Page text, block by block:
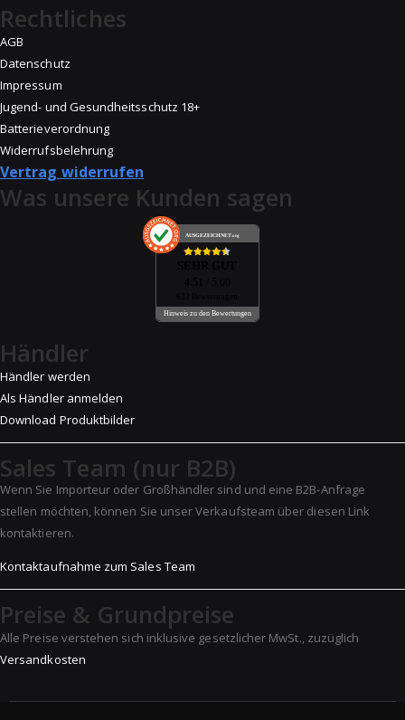
Rechtliches
AGB
Datenschutz
Impressum
Jugend- und Gesundheitsschutz 18+
Batterieverordnung
Widerrufsbelehrung
Vertrag widerrufen
Was unsere Kunden sagen
AUSGEZEICHNET.org
Hinweis zu den Bewertungen
Händler
Händler werden
Als Händler anmelden
Download Produktbilder
Sales Team (nur B2B)
Wenn Sie Importeur oder Großhändler sind und eine B2B-Anfrage
stellen möchten, können Sie unser Verkaufsteam über diesen Link
kontaktieren.
Kontaktaufnahme zum Sales Team
Preise & Grundpreise
Alle Preise verstehen sich inklusive gesetzlicher MwSt., zuzüglich
Versandkosten